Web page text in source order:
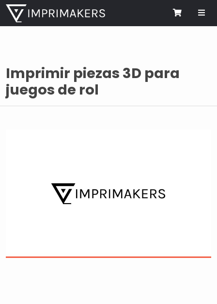
Cart
Imprimir piezas 3D para
juegos de rol